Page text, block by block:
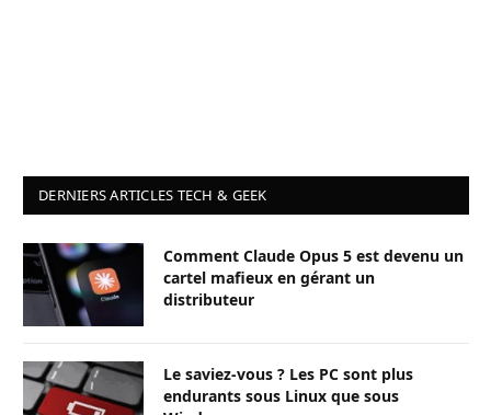
DERNIERS ARTICLES TECH & GEEK
Comment Claude Opus 5 est devenu un
cartel mafieux en gérant un
distributeur
Le saviez-vous ? Les PC sont plus
endurants sous Linux que sous